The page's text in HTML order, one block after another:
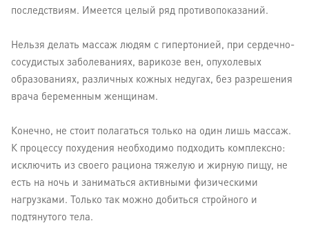
последствиям. Имеется целый ряд противопоказаний.
Нельзя делать массаж людям с гипертонией, при сердечно-
сосудистых заболеваниях, варикозе вен, опухолевых
образованиях, различных кожных недугах, без разрешения
врача беременным женщинам.
Конечно, не стоит полагаться только на один лишь массаж.
К процессу похудения необходимо подходить комплексно:
исключить из своего рациона тяжелую и жирную пищу, не
есть на ночь и заниматься активными физическими
нагрузками. Только так можно добиться стройного и
подтянутого тела.